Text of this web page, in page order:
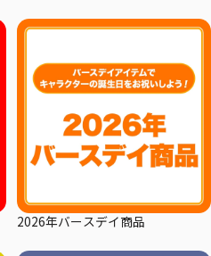
2026年バースデイ商品